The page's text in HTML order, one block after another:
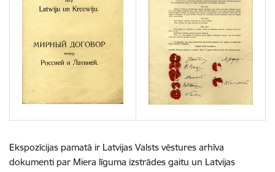
Ekspozīcijas pamatā ir Latvijas Valsts vēstures arhīva
dokumenti par Miera līguma izstrādes gaitu un Latvijas